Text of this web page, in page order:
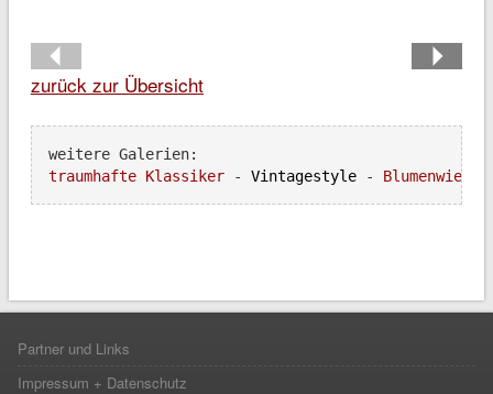
zurück zur Übersicht
traumhafte Klassiker
- Vintagestyle - Blumenwiese
Partner und Links
Impressum + Datenschutz